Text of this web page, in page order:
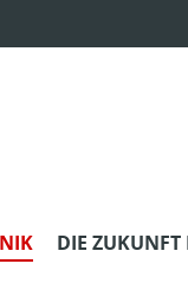
DIE ZUKUNFT